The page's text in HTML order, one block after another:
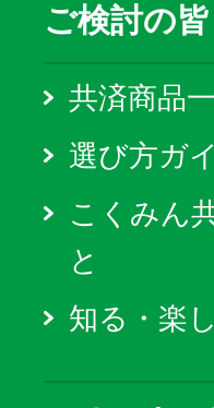
ご検討の皆
共済商品
選び方ガ
こくみん
と
知る・楽